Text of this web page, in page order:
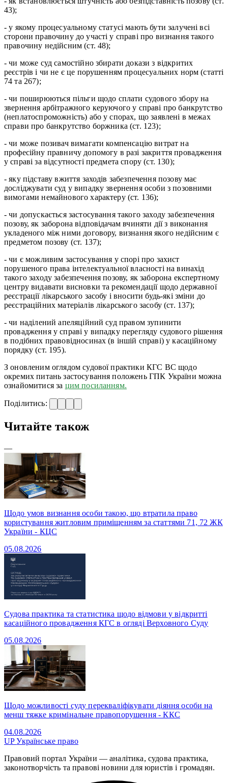
43);
- у якому процесуальному статусі мають бути залучені всі
сторони правочину до участі у справі про визнання такого
правочину недійсним (ст. 48);
- чи може суд самостійно збирати докази з відкритих
реєстрів і чи не є це порушенням процесуальних норм (статті
74 та 267);
- чи поширюються пільги щодо сплати судового збору на
звернення арбітражного керуючого у справі про банкрутство
(неплатоспроможність) або у спорах, що заявлені в межах
справи про банкрутство боржника (ст. 123);
- чи може позивач вимагати компенсацію витрат на
професійну правничу допомогу в разі закриття провадження
у справі за відсутності предмета спору (ст. 130);
- яку підставу вжиття заходів забезпечення позову має
досліджувати суд у випадку звернення особи з позовними
вимогами немайнового характеру (ст. 136);
- чи допускається застосування такого заходу забезпечення
позову, як заборона відповідачам вчиняти дії з виконання
укладеного між ними договору, визнання якого недійсним є
предметом позову (ст. 137);
- чи є можливим застосування у спорі про захист
порушеного права інтелектуальної власності на винахід
такого заходу забезпечення позову, як заборона експертному
центру видавати висновки та рекомендації щодо державної
реєстрації лікарського засобу і вносити будь-які зміни до
реєстраційних матеріалів лікарського засобу (ст. 137);
- чи наділений апеляційний суд правом зупинити
провадження у справі у випадку перегляду судового рішення
в подібних правовідносинах (в іншій справі) у касаційному
порядку (ст. 195).
З оновленим оглядом судової практики КГС ВС щодо
окремих питань застосування положень ГПК України можна
ознайомитися за цим посиланням.
Поділитись:
Читайте також
—
Щодо умов визнання особи такою, що втратила право
користування житловим приміщенням за статтями 71, 72 ЖК
України - КЦС
05.08.2026
Судова практика та статистика щодо відмови у відкритті
касаційного провадження КГС в огляді Верховного Суду
05.08.2026
Щодо можливості суду перекваліфікувати діяння особи на
менш тяжке кримінальне правопорушення - ККС
04.08.2026
UPУкраїнське право
Правовий портал України — аналітика, судова практика,
законотворчість та правові новини для юристів і громадян.